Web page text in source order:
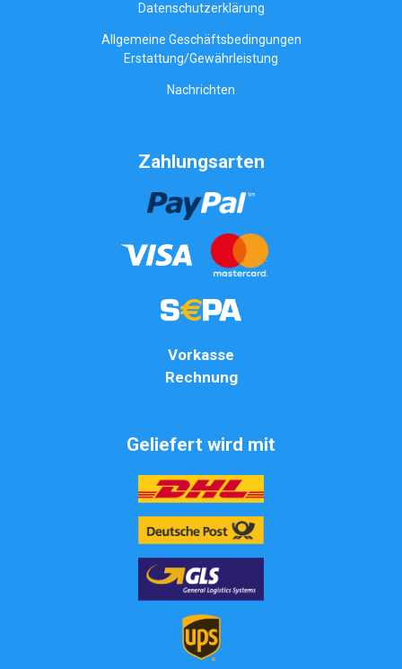
Datenschutzerklärung
Allgemeine Geschäftsbedingungen
Erstattung/Gewährleistung
Nachrichten
Zahlungsarten
Vorkasse
Rechnung
Geliefert wird mit